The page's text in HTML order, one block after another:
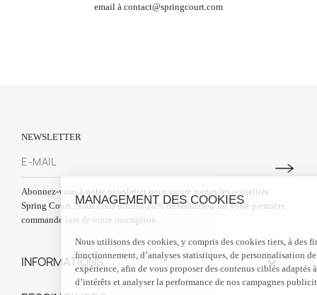
email à contact@springcourt.com
NEWSLETTER
Abonnez-vous à notre newsletter pour suivre toutes les actualités
Spring Court. Nous vous offrons 10% de réduction sur votre première
commande lors de votre inscription.
INFORMATIONS 
MANAGEMENT DES COOKIES
Nous utilisons des cookies, y compris des cookies tiers, à des fins de
fonctionnement, d’analyses statistiques, de personnalisation de votre
expérience, afin de vous proposer des contenus ciblés adaptés à vos centres
d’intérêts et analyser la performance de nos campagnes publicitaires.